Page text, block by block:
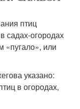
птиц
садах-огородах
«пугало», или
указано:
в огородах,